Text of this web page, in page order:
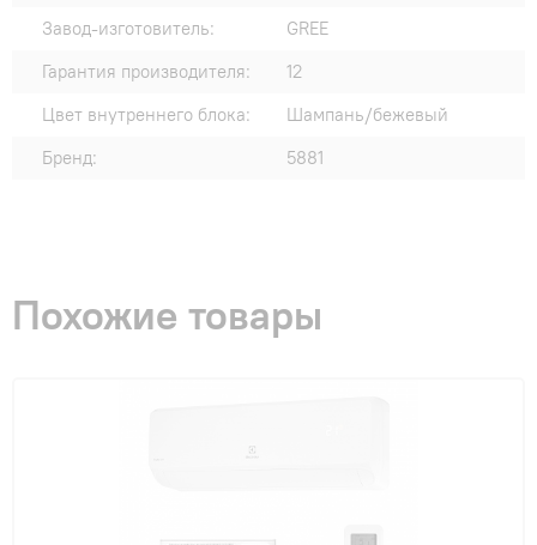
Завод-изготовитель:
GREE
Гарантия производителя:
12
Цвет внутреннего блока:
Шампань/бежевый
Бренд:
5881
Похожие товары